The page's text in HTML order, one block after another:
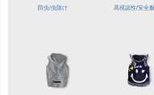
防虫/虫除け 高視認性/安全服